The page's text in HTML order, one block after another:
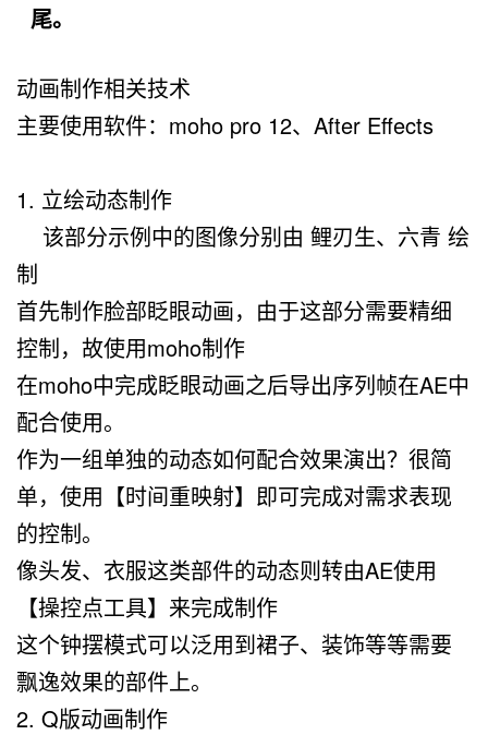
尾。
动画制作相关技术
主要使用软件：moho pro 12、After Effects
1. 立绘动态制作
该部分示例中的图像分别由 鲤刃生、六青 绘
制
首先制作脸部眨眼动画，由于这部分需要精细
控制，故使用moho制作
在moho中完成眨眼动画之后导出序列帧在AE中
配合使用。
作为一组单独的动态如何配合效果演出？很简
单，使用【时间重映射】即可完成对需求表现
的控制。
像头发、衣服这类部件的动态则转由AE使用
【操控点工具】来完成制作
这个钟摆模式可以泛用到裙子、装饰等等需要
飘逸效果的部件上。
2. Q版动画制作